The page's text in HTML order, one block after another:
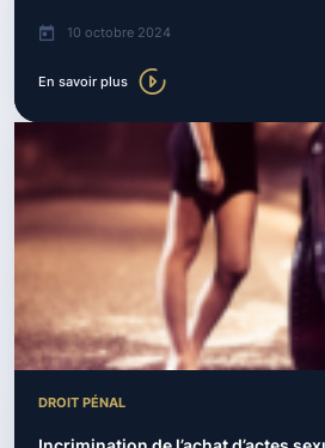
10 octobre 2024
En savoir plus
DROIT PÉNAL